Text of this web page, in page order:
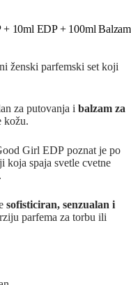
+ 10ml EDP + 100ml Balzam
ženski parfemski set koji
za putovanja i balzam za
kožu.
Girl EDP poznat je po
spaja svetle cvetne
sofisticiran, senzualan i
parfema za torbu ili